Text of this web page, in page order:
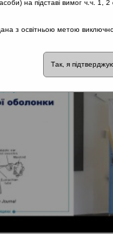
Гавриленко Юрій
на підставі вимог ч.ч. 1,
з освітньою метою
Так, я